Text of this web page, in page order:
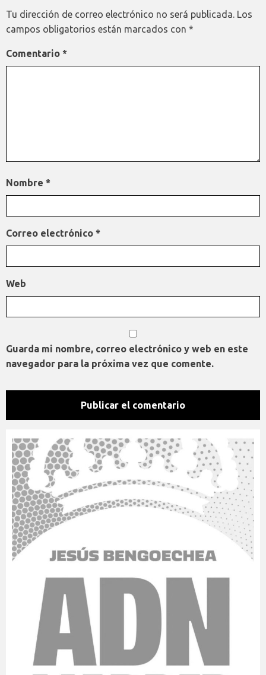
Tu dirección de correo electrónico no será publicada. Los
campos obligatorios están marcados con *
Comentario *
Nombre *
Correo electrónico *
Web
Guarda mi nombre, correo electrónico y web en este
navegador para la próxima vez que comente.